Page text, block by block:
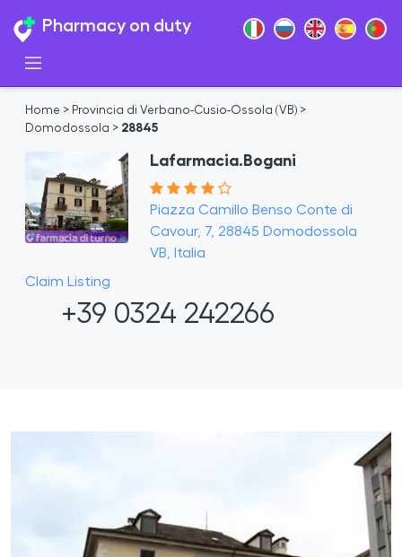
Pharmacy on duty
Home > Provincia di Verbano-Cusio-Ossola (VB) >
Domodossola > 28845
Lafarmacia.Bogani
Piazza Camillo Benso Conte di
Cavour, 7, 28845 Domodossola
VB, Italia
Claim Listing
+39 0324 242266